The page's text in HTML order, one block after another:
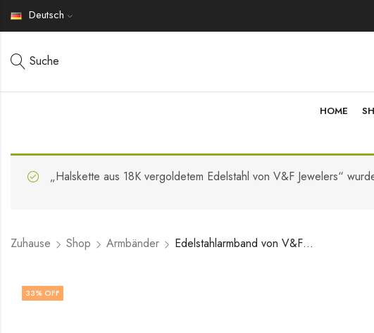
Deutsch
Suche
HOME
„Halskette aus 18K vergoldetem Edelstahl von V&F Jewelers“
Zuhause Shop Armbänder Edelstahlarmband von V&F Jewelers
33% OFF